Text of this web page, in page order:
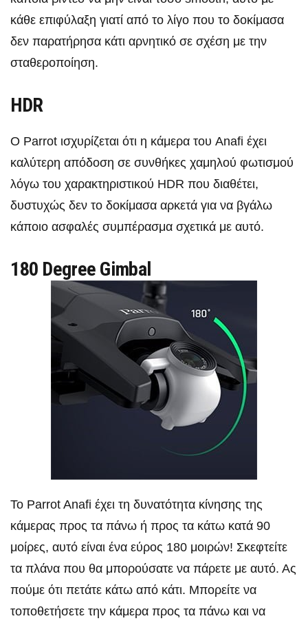
κάθε επιφύλαξη γιατί από το λίγο που το δοκίμασα
δεν παρατήρησα κάτι αρνητικό σε σχέση με την
σταθεροποίηση.
HDR
Ο Parrot ισχυρίζεται ότι η κάμερα του Anafi έχει
καλύτερη απόδοση σε συνθήκες χαμηλού φωτισμού
λόγω του χαρακτηριστικού HDR που διαθέτει,
δυστυχώς δεν το δοκίμασα αρκετά για να βγάλω
κάποιο ασφαλές συμπέρασμα σχετικά με αυτό.
180 Degree Gimbal
Το Parrot Anafi έχει τη δυνατότητα κίνησης της
κάμερας προς τα πάνω ή προς τα κάτω κατά 90
μοίρες, αυτό είναι ένα εύρος 180 μοιρών! Σκεφτείτε
τα πλάνα που θα μπορούσατε να πάρετε με αυτό. Ας
πούμε ότι πετάτε κάτω από κάτι. Μπορείτε να
τοποθετήσετε την κάμερα προς τα πάνω και να